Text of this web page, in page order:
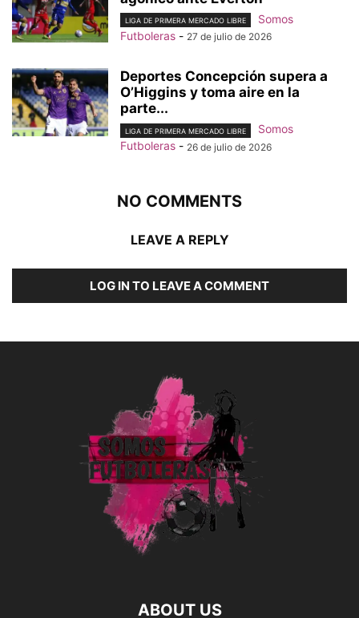
LIGA DE PRIMERA MERCADO LIBRE
Somos
Futboleras - 27 de julio de 2026
Deportes Concepción supera a
O’Higgins y toma aire en la
parte...
LIGA DE PRIMERA MERCADO LIBRE
Somos
Futboleras - 26 de julio de 2026
NO COMMENTS
LEAVE A REPLY
LOG IN TO LEAVE A COMMENT
ABOUT US